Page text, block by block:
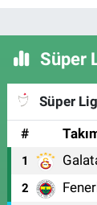
Süper
Süper Lig
#
1
2